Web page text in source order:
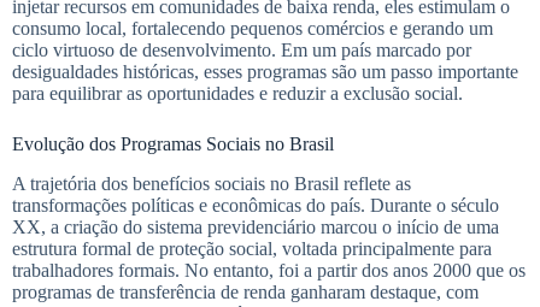
injetar recursos em comunidades de baixa renda, eles estimulam o
consumo local, fortalecendo pequenos comércios e gerando um
ciclo virtuoso de desenvolvimento. Em um país marcado por
desigualdades históricas, esses programas são um passo importante
para equilibrar as oportunidades e reduzir a exclusão social.
Evolução dos Programas Sociais no Brasil
A trajetória dos benefícios sociais no Brasil reflete as
transformações políticas e econômicas do país. Durante o século
XX, a criação do sistema previdenciário marcou o início de uma
estrutura formal de proteção social, voltada principalmente para
trabalhadores formais. No entanto, foi a partir dos anos 2000 que os
programas de transferência de renda ganharam destaque, com